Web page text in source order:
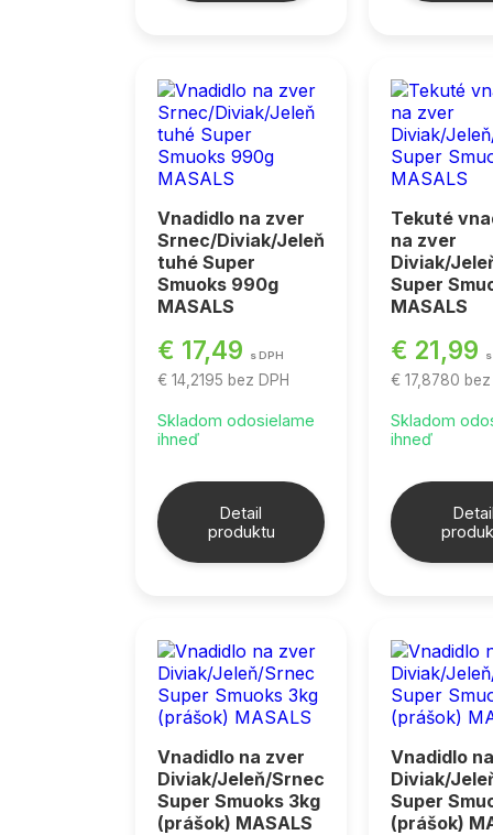
Vnadidlo na zver
Srnec/Diviak/Jeleň
tuhé Super
Smuoks 990g
MASALS
€ 17,49 s DPH
€ 14,2195 bez DPH
Skladom odosielame
ihneď
Detail
produktu
Tekuté
na zver
Diviak/
Super
MASALS
€ 21,99
€ 17,8780
Skladom
ihneď
Vnadidlo na zver
Diviak/Jeleň/Srnec
Super Smuoks 3kg
(prášok) MASALS
Vnadidlo
Diviak/
Super
(prášok)